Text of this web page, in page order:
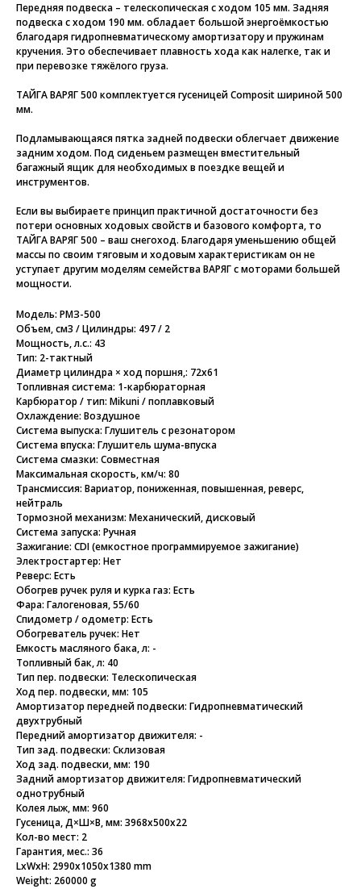
Передняя подвеска – телескопическая с ходом 105 мм. Задняя
подвеска с ходом 190 мм. обладает большой энергоёмкостью
благодаря гидропневматическому амортизатору и пружинам
кручения. Это обеспечивает плавность хода как налегке, так и
при перевозке тяжёлого груза.
ТАЙГА ВАРЯГ 500 комплектуется гусеницей Composit шириной 500
мм.
Подламывающаяся пятка задней подвески облегчает движение
задним ходом. Под сиденьем размещен вместительный
багажный ящик для необходимых в поездке вещей и
инструментов.
Если вы выбираете принцип практичной достаточности без
потери основных ходовых свойств и базового комфорта, то
ТАЙГА ВАРЯГ 500 – ваш снегоход. Благодаря уменьшению общей
массы по своим тяговым и ходовым характеристикам он не
уступает другим моделям семейства ВАРЯГ с моторами большей
мощности.
Модель: РМЗ-500
Объем, см3 / Цилиндры: 497 / 2
Мощность, л.с.: 43
Тип: 2-тактный
Диаметр цилиндра × ход поршня,: 72х61
Топливная система: 1-карбюраторная
Карбюратор / тип: Mikuni / поплавковый
Охлаждение: Воздушное
Система выпуска: Глушитель с резонатором
Система впуска: Глушитель шума-впуска
Система смазки: Совместная
Максимальная скорость, км/ч: 80
Трансмиссия: Вариатор, пониженная, повышенная, реверс,
нейтраль
Тормозной механизм: Механический, дисковый
Система запуска: Ручная
Зажигание: CDI (емкостное программируемое зажигание)
Электростартер: Нет
Реверс: Есть
Обогрев ручек руля и курка газ: Есть
Фара: Галогеновая, 55/60
Спидометр / одометр: Есть
Обогреватель ручек: Нет
Емкость масляного бака, л: -
Топливный бак, л: 40
Тип пер. подвески: Телескопическая
Ход пер. подвески, мм: 105
Амортизатор передней подвески: Гидропневматический
двухтрубный
Передний амортизатор движителя: -
Тип зад. подвески: Склизовая
Ход зад. подвески, мм: 190
Задний амортизатор движителя: Гидропневматический
однотрубный
Колея лыж, мм: 960
Гусеница, Д×Ш×В, мм: 3968х500х22
Кол-во мест: 2
Гарантия, мес.: 36
LxWxH: 2990x1050x1380 mm
Weight: 260000 g